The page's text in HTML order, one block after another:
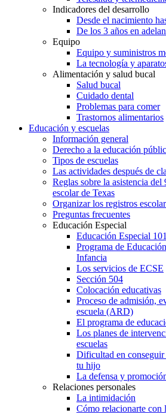
Indicadores del desarrollo
Desde el nacimiento
De los 3 años en
Equipo
Equipo y suministros
La tecnología y
Alimentación y salud bucal
Salud bucal
Cuidado dental
Problemas para comer
Trastornos alimentarios
Educación y escuelas
Información general
Derecho a la educación
Tipos de escuelas
Las actividades después de
Reglas sobre la asistencia
escolar de Texas
Organizar los registros
Preguntas frecuentes
Educación Especial
Educación Especial 101
Programa de
Infancia
Los servicios de ECSE
Sección 504
Colocación educativas
Proceso de admisión,
escuela (ARD)
El programa de
Los planes de
escuelas
Dificultad en conseguir
tu hijo
La defensa y
Relaciones personales
La intimidación
Cómo relacionarte con